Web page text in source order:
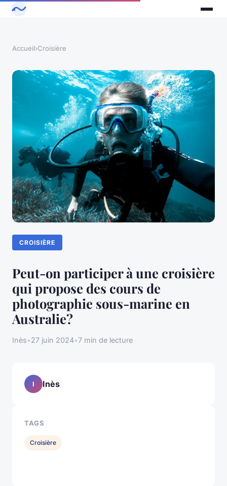
Accueil›Croisière
CROISIÈRE
Peut-on participer à une croisière
qui propose des cours de
photographie sous-marine en
Australie?
Inès•27 juin 2024•7 min de lecture
I Inès
TAGS
Croisière